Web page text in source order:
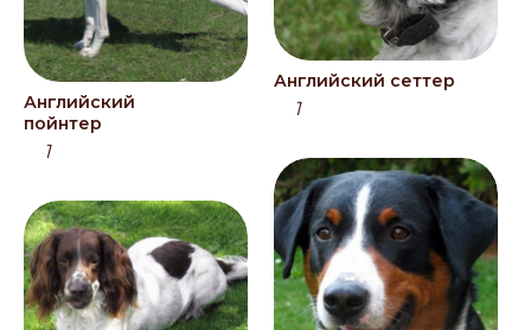
Английский
пойнтер
1
Английский сеттер
1